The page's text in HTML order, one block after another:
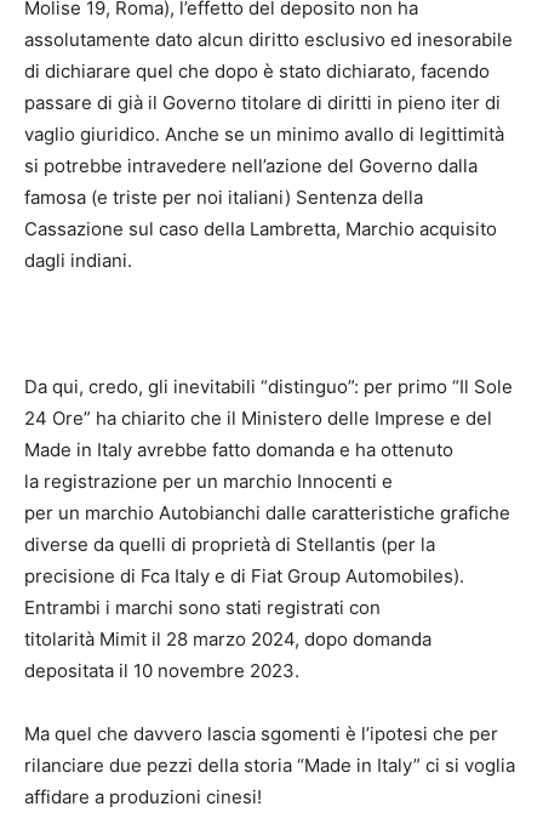
Molise 19, Roma), l’effetto del deposito non ha
assolutamente dato alcun diritto esclusivo ed inesorabile
di dichiarare quel che dopo è stato dichiarato, facendo
passare di già il Governo titolare di diritti in pieno iter di
vaglio giuridico. Anche se un minimo avallo di legittimità
si potrebbe intravedere nell’azione del Governo dalla
famosa (e triste per noi italiani) Sentenza della
Cassazione sul caso della Lambretta, Marchio acquisito
dagli indiani.
Da qui, credo, gli inevitabili “distinguo”: per primo “Il Sole
24 Ore” ha chiarito che il Ministero delle Imprese e del
Made in Italy avrebbe fatto domanda e ha ottenuto
la registrazione per un marchio Innocenti e
per un marchio Autobianchi dalle caratteristiche grafiche
diverse da quelli di proprietà di Stellantis (per la
precisione di Fca Italy e di Fiat Group Automobiles).
Entrambi i marchi sono stati registrati con
titolarità Mimit il 28 marzo 2024, dopo domanda
depositata il 10 novembre 2023.
Ma quel che davvero lascia sgomenti è l’ipotesi che per
rilanciare due pezzi della storia “Made in Italy” ci si voglia
affidare a produzioni cinesi!